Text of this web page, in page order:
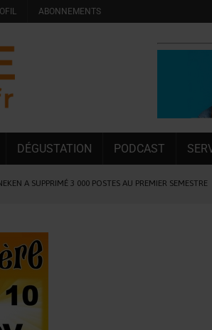
ABONNEMENTS
DÉGUSTATION PODCAST
A SUPPRIMÉ 3 000 POSTES AU PREMIER SEMESTRE
: 3 INNOVATIONS LATINES DE L’ÉTÉ
Z ET LA MODÉRATION RÉINVENTENT LE MARCHÉ
SAINTE COLOMBE, 30 ANS, PIONNIÈRE EN ILLE-
: LA BIÈRE RESTE EN TÊTE, POURSUIVIE PAR LES NO/